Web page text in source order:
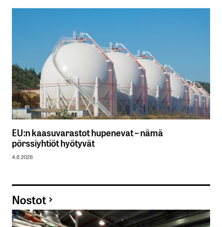
EU:n kaasuvarastot hupenevat – nämä
pörssiyhtiöt hyötyvät
4.8.2026
Nostot